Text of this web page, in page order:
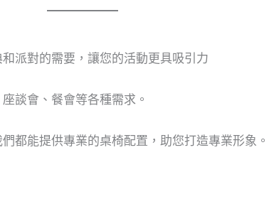
派對的需要，讓您的活動更具吸引力
談會、餐會等各種需求。
都能提供專業的桌椅配置，助您打造專業形象。